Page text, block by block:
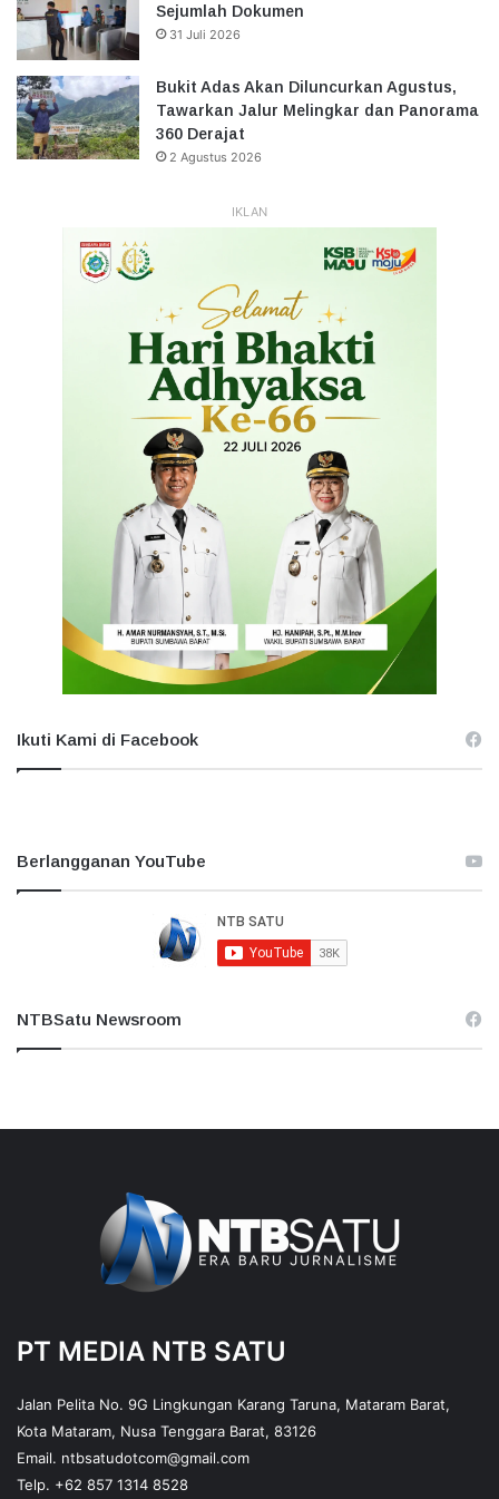
Sejumlah Dokumen
31 Juli 2026
Bukit Adas Akan Diluncurkan Agustus,
Tawarkan Jalur Melingkar dan Panorama
360 Derajat
2 Agustus 2026
IKLAN
Ikuti Kami di Facebook
Berlangganan YouTube
NTBSatu Newsroom
PT MEDIA NTB SATU
Jalan Pelita No. 9G Lingkungan Karang Taruna, Mataram Barat,
Kota Mataram, Nusa Tenggara Barat, 83126
Email. ntbsatudotcom@gmail.com
Telp. +62 857 1314 8528